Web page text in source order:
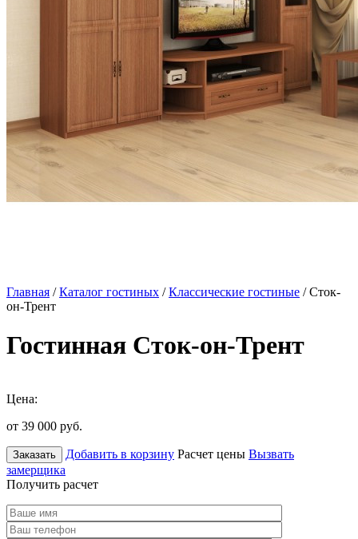
Главная /Каталог гостиных /Классические гостиные / Сток-
он-Трент
Гостинная Сток-он-Трент
Цена:
от 39 000 руб.
Заказать Добавить в корзину Расчет цены Вызвать
замерщика
Получить расчет